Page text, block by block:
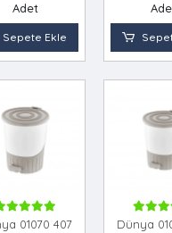
Adet
Sepete Ekle
01070 407
Dünya